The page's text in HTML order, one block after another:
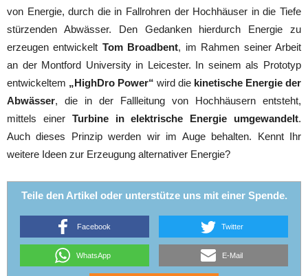
von Energie, durch die in Fallrohren der Hochhäuser in die Tiefe
stürzenden Abwässer. Den Gedanken hierdurch Energie zu
erzeugen entwickelt Tom Broadbent, im Rahmen seiner Arbeit
an der Montford University in Leicester. In seinem als Prototyp
entwickeltem „HighDro Power“ wird die kinetische Energie der
Abwässer, die in der Fallleitung von Hochhäusern entsteht,
mittels einer Turbine in elektrische Energie umgewandelt.
Auch dieses Prinzip werden wir im Auge behalten. Kennt Ihr
weitere Ideen zur Erzeugung alternativer Energie?
Teile den Artikel oder unterstütze uns mit einer Spende.
Facebook Twitter
WhatsApp E-Mail